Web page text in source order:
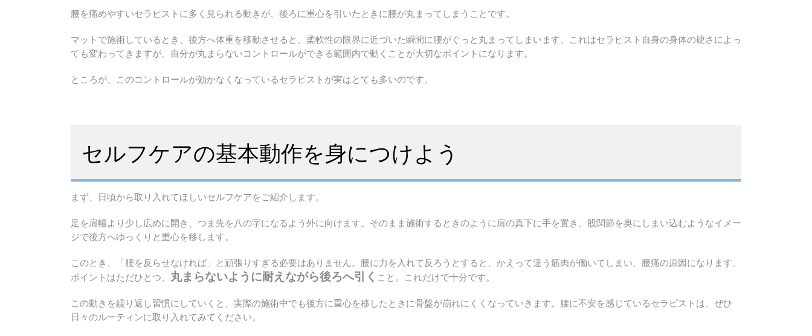
腰を痛めやすいセラピストに多く見られる動きが、後ろに重心を引いたときに腰が丸まってしまうことです。
マットで施術しているとき、後方へ体重を移動させると、柔軟性の限界に近づいた瞬間に腰がぐっと丸まってしまいます。これはセラピスト自身の身体の硬さによっ
ても変わってきますが、自分が丸まらないコントロールができる範囲内で動くことが大切なポイントになります。
ところが、このコントロールが効かなくなっているセラピストが実はとても多いのです。
セルフケアの基本動作を身につけよう
まず、日頃から取り入れてほしいセルフケアをご紹介します。
足を肩幅より少し広めに開き、つま先を八の字になるよう外に向けます。そのまま施術するときのように肩の真下に手を置き、股関節を奥にしまい込むようなイメー
ジで後方へゆっくりと重心を移します。
このとき、「腰を反らせなければ」と頑張りすぎる必要はありません。腰に力を入れて反ろうとすると、かえって違う筋肉が働いてしまい、腰痛の原因になります。
ポイントはただひとつ、 丸まらないように耐えながら後ろへ引く こと。これだけで十分です。
この動きを繰り返し習慣にしていくと、実際の施術中でも後方に重心を移したときに骨盤が崩れにくくなっていきます。腰に不安を感じているセラピストは、ぜひ
日々のルーティンに取り入れてみてください。